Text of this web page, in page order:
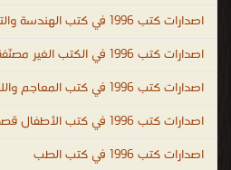
الأحياء إلخ،، ال العلمية
اصدارات كتب 1996 في كتب الهندسة والتكنولوجيا
اصدارات كتب 1996 في الكتب الغير مصنّفة
اصدارات كتب 1996 في كتب المعاجم واللغات
اصدارات كتب 1996 في كتب الأطفال قصص ومجلات
اصدارات كتب 1996 في كتب الطب